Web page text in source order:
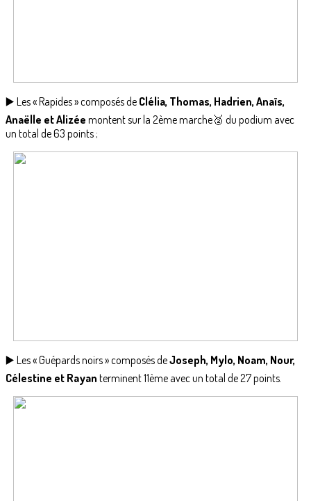
▶️ Les « Rapides » composés de Clélia, Thomas, Hadrien, Anaïs,
Anaëlle et Alizée montent sur la 2ème marche🥈 du podium avec
un total de 63 points ;
▶️ Les « Guépards noirs » composés deJoseph, Mylo, Noam, Nour,
Célestine et Rayan terminent 11ème avec un total de 27 points.